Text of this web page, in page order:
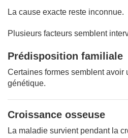
La cause exacte reste inconnue.
Plusieurs facteurs semblent
Prédisposition familiale
Certaines formes semblent avoir
génétique.
Croissance osseuse
La maladie survient pendant la